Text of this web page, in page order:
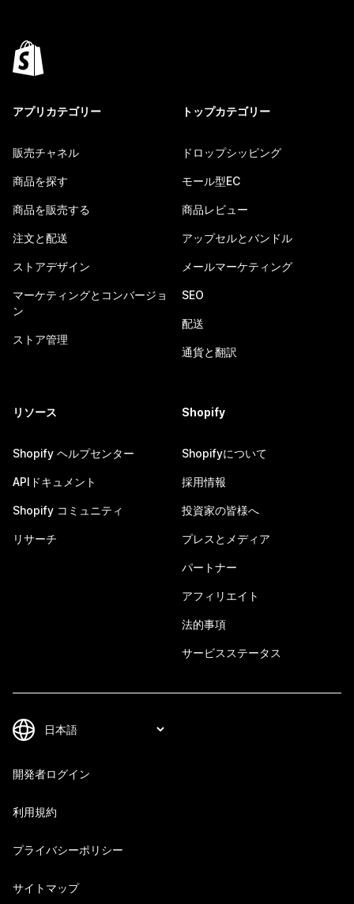
アプリカテゴリー
販売チャネル
商品を探す
商品を販売する
注文と配送
ストアデザイン
マーケティングとコンバージョ
ン
ストア管理
トップカテゴリー
ドロップシッピング
モール型EC
商品レビュー
アップセルとバンドル
メールマーケティング
SEO
配送
通貨と翻訳
リソース
Shopify ヘルプセンター
APIドキュメント
Shopify コミュニティ
リサーチ
Shopify
Shopifyについて
採用情報
投資家の皆様へ
プレスとメディア
パートナー
アフィリエイト
法的事項
サービスステータス
開発者ログイン
利用規約
プライバシーポリシー
サイトマップ